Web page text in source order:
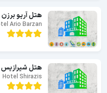
هتل آریو برزن
Ario Barzan
هتل شیرازیس
Hotel Shirazis